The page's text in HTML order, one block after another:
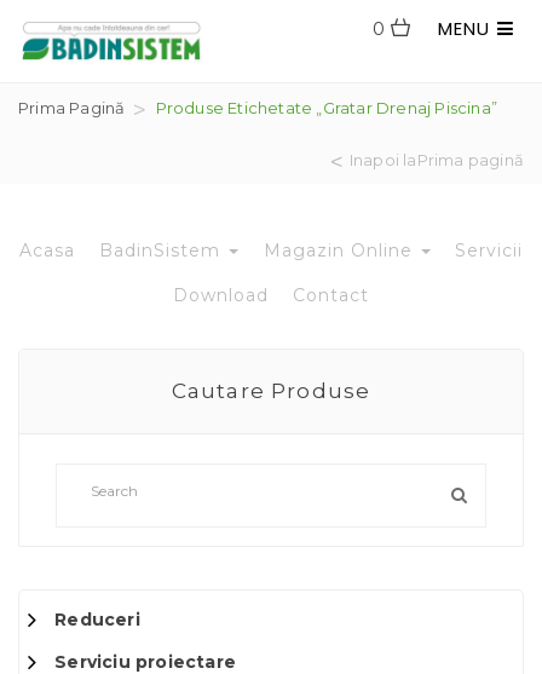
MENU
0
Prima Pagină Produse Etichetate „gratar Drenaj Piscina”
Inapoi laPrima pagină
Acasa BadinSistem Magazin Online Servicii
Download Contact
Cautare Produse
Reduceri
Serviciu proiectare